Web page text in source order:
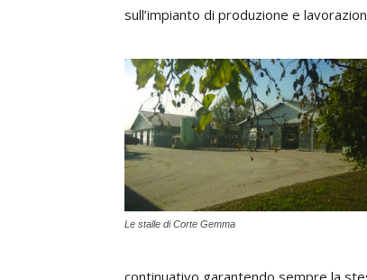
sull’impianto di produzione e
Le stalle di Corte Gemma
continuativo garantendo sempre la